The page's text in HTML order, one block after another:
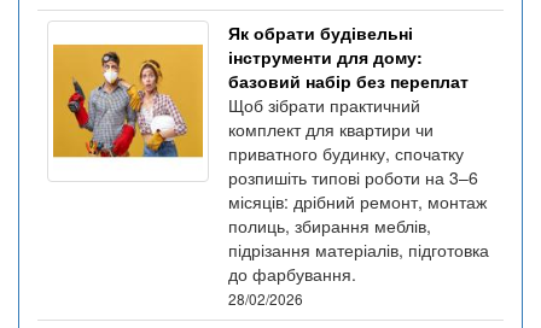
Як обрати будівельні
інструменти для дому:
базовий набір без переплат
Щоб зібрати практичний
комплект для квартири чи
приватного будинку, спочатку
розпишіть типові роботи на 3–6
місяців: дрібний ремонт, монтаж
полиць, збирання меблів,
підрізання матеріалів, підготовка
до фарбування.
28/02/2026